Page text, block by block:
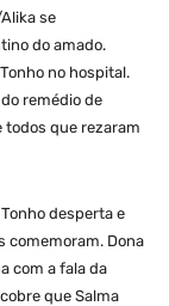
se
do amado.
no hospital.
remédio de
todos que rezaram
desperta e
comemoram. Dona
com a fala da
que Salma